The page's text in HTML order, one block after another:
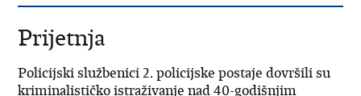
Prijetnja
Policijski službenici 2. policijske postaje dovršili su
kriminalističko istraživanje nad 40-godišnjim